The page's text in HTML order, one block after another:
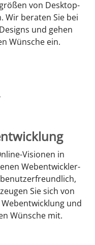
von Desktop-
Wir beraten Sie bei
und gehen
Wünsche ein.
Visionen in
Webentwickler-
Sie sich von
und
Wünsche mit.